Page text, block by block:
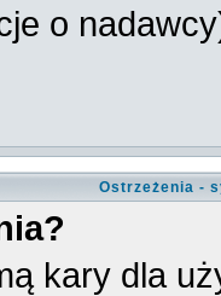
o
Ostrzeżenia -
kary dla